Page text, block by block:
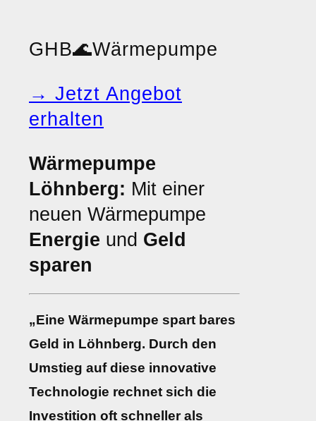
GHB🌊Wärmepumpe
→ Jetzt Angebot
erhalten
Wärmepumpe
Löhnberg: Mit einer
neuen Wärmepumpe
Energie und Geld
sparen
„Eine Wärmepumpe spart bares
Geld in Löhnberg. Durch den
Umstieg auf diese innovative
Technologie rechnet sich die
Investition oft schneller als